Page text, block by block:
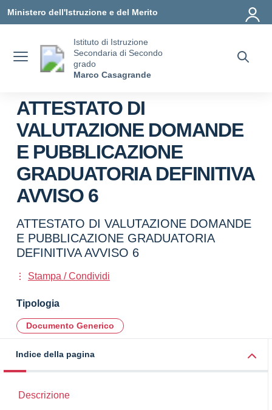
Ministero dell'Istruzione e del Merito
Istituto di Istruzione
Secondaria di Secondo
grado
Marco Casagrande
ATTESTATO DI
VALUTAZIONE DOMANDE
E PUBBLICAZIONE
GRADUATORIA DEFINITIVA
AVVISO 6
ATTESTATO DI VALUTAZIONE DOMANDE
E PUBBLICAZIONE GRADUATORIA
DEFINITIVA AVVISO 6
Stampa / Condividi
Tipologia
Documento Generico
Indice della pagina
Descrizione